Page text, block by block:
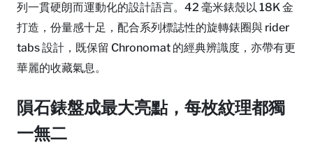
列一貫硬朗而運動化的設計語言。42 毫米錶殼以 18K 金
打造，份量感十足，配合系列標誌性的旋轉錶圈與 rider
tabs 設計，既保留 Chronomat 的經典辨識度，亦帶有更
華麗的收藏氣息。
隕石錶盤成最大亮點，每枚紋理都獨
一無二